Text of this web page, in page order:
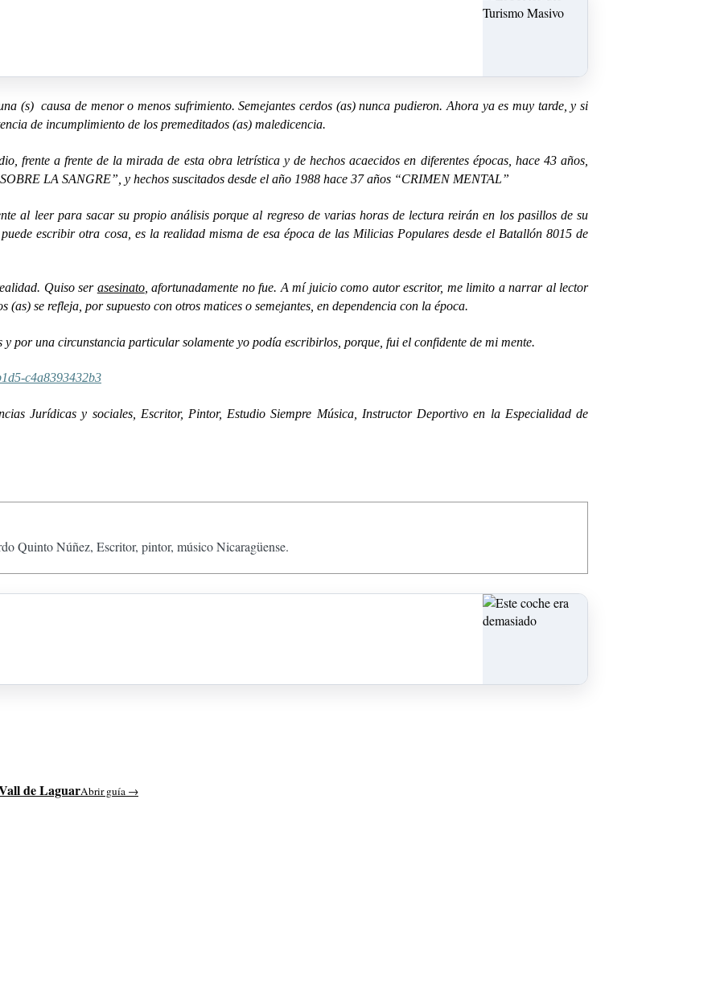
(s) causa de menor o menos sufrimiento. Semejantes cerdos (as) nunca pudieron. Ahora ya es muy tarde, y si
de incumplimiento de los premeditados (as) maledicencia.
frente a frente de la mirada de esta obra letrística y de hechos acaecidos en diferentes épocas, hace 43 años,
LA SANGRE”, y hechos suscitados desde el año 1988 hace 37 años “CRIMEN MENTAL”
al leer para sacar su propio análisis porque al regreso de varias horas de lectura reirán en los pasillos de su
escribir otra cosa, es la realidad misma de esa época de las Milicias Populares desde el Batallón 8015 de
Quiso ser asesinato, afortunadamente no fue. A mí juicio como autor escritor, me limito a narrar al lector
se refleja, por supuesto con otros matices o semejantes, en dependencia con la época.
por una circunstancia particular solamente yo podía escribirlos, porque, fui el confidente de mi mente.
c4a8393432b3
Jurídicas y sociales, Escritor, Pintor, Estudio Siempre Música, Instructor Deportivo en la Especialidad de
Quinto Núñez, Escritor, pintor, músico Nicaragüense.
de LaguarAbrir guía →